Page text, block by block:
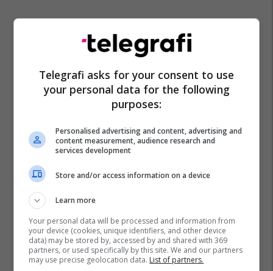
Bella Gantt Shtetet E Bashkuara Hark
Shigjetare
Telegrafi asks for your consent to use
your personal data for the following
purposes:
Personalised advertising and content, advertising and
content measurement, audience research and
services development
Store and/or access information on a device
Learn more
Your personal data will be processed and information from
your device (cookies, unique identifiers, and other device
data) may be stored by, accessed by and shared with 369
partners, or used specifically by this site. We and our partners
may use precise geolocation data. List of partners.